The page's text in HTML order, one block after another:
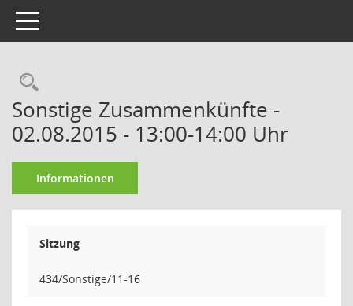
Toggle navigation
Rechercheauswahl
Sonstige Zusammenkünfte -
02.08.2015 - 13:00-14:00 Uhr
Informationen
Sitzung
434/Sonstige/11-16